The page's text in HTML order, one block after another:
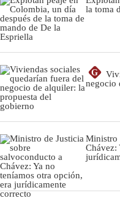
la toma
G
negocio
Ministro
Chávez: